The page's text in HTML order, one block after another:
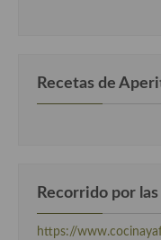
Recetas de
Recorrido por
https://